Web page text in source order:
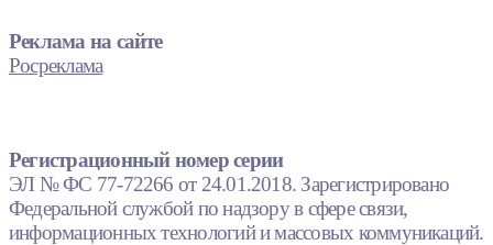
Реклама на сайте
Росреклама
Регистрационный номер серии
ЭЛ № ФС 77-72266 от 24.01.2018. Зарегистрировано
Федеральной службой по надзору в сфере связи,
информационных технологий и массовых коммуникаций.